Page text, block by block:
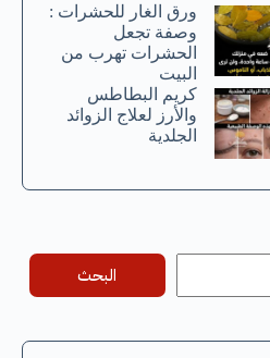
ورق الغار للحشرات :
وصفة تجعل
الحشرات تهرب من
البيت
كريم البطاطس
والأرز لعلاج الزوائد
الجلدية
البحث